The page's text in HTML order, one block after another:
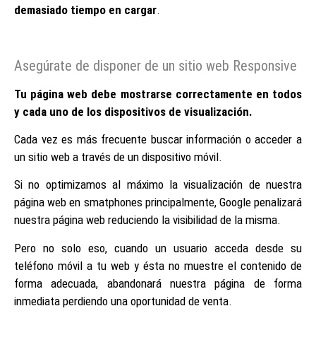
demasiado tiempo en cargar.
Asegúrate de disponer de un sitio web Responsive
Tu página web debe mostrarse correctamente en todos
y cada uno de los dispositivos de visualización.
Cada vez es más frecuente buscar información o acceder a
un sitio web a través de un dispositivo móvil.
Si no optimizamos al máximo la visualización de nuestra
página web en smatphones principalmente, Google penalizará
nuestra página web reduciendo la visibilidad de la misma.
Pero no solo eso, cuando un usuario acceda desde su
teléfono móvil a tu web y ésta no muestre el contenido de
forma adecuada, abandonará nuestra página de forma
inmediata perdiendo una oportunidad de venta.